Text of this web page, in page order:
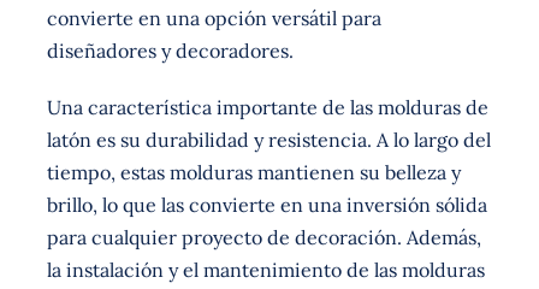
convierte en una opción versátil para
diseñadores y decoradores.
Una característica importante de las molduras de
latón es su durabilidad y resistencia. A lo largo del
tiempo, estas molduras mantienen su belleza y
brillo, lo que las convierte en una inversión sólida
para cualquier proyecto de decoración. Además,
la instalación y el mantenimiento de las molduras